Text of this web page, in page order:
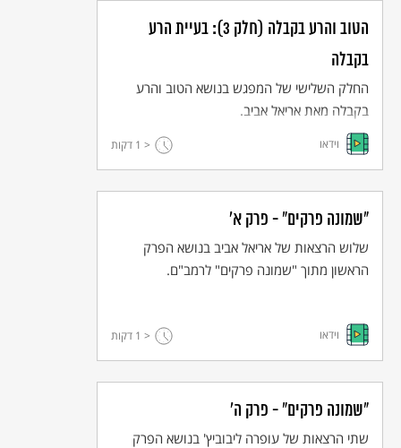
הטוב והרע בקבלה (חלק 3): בעיית הרע
בקבלה
החלק השלישי של המפגש בנושא הטוב והרע
בקבלה מאת אריאל אביב.
וידאו < 1 דקות
"שמונה פרקים" - פרק א'
שלוש הרצאות של אריאל אביב בנושא הפרק
הראשון מתוך "שמונה פרקים" לרמב"ם.
וידאו < 1 דקות
"שמונה פרקים" - פרק ה'
שתי הרצאות של עופרה ליבוביץ' בנושא הפרק